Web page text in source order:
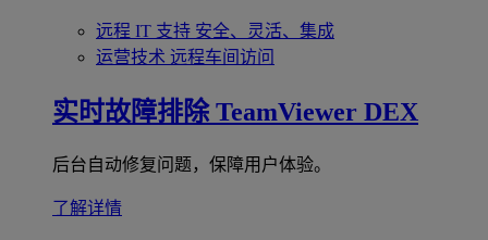
远程 IT 支持 安全、灵活、集成
运营技术 远程车间访问
实时故障排除 TeamViewer DEX
后台自动修复问题，保障用户体验。
了解详情